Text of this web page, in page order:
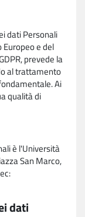
dati Personali
e del
prevede la
al trattamento
Ai
qualità di
è l'Università
San Marco,
dati